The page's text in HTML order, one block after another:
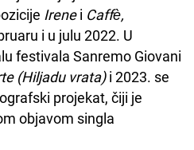
Irenei Caffè,
i u julu 2022. U
festivala Sanremo Giovani
(Hiljadu vrata)i 2023. se
projekat, čiji je
objavom singla